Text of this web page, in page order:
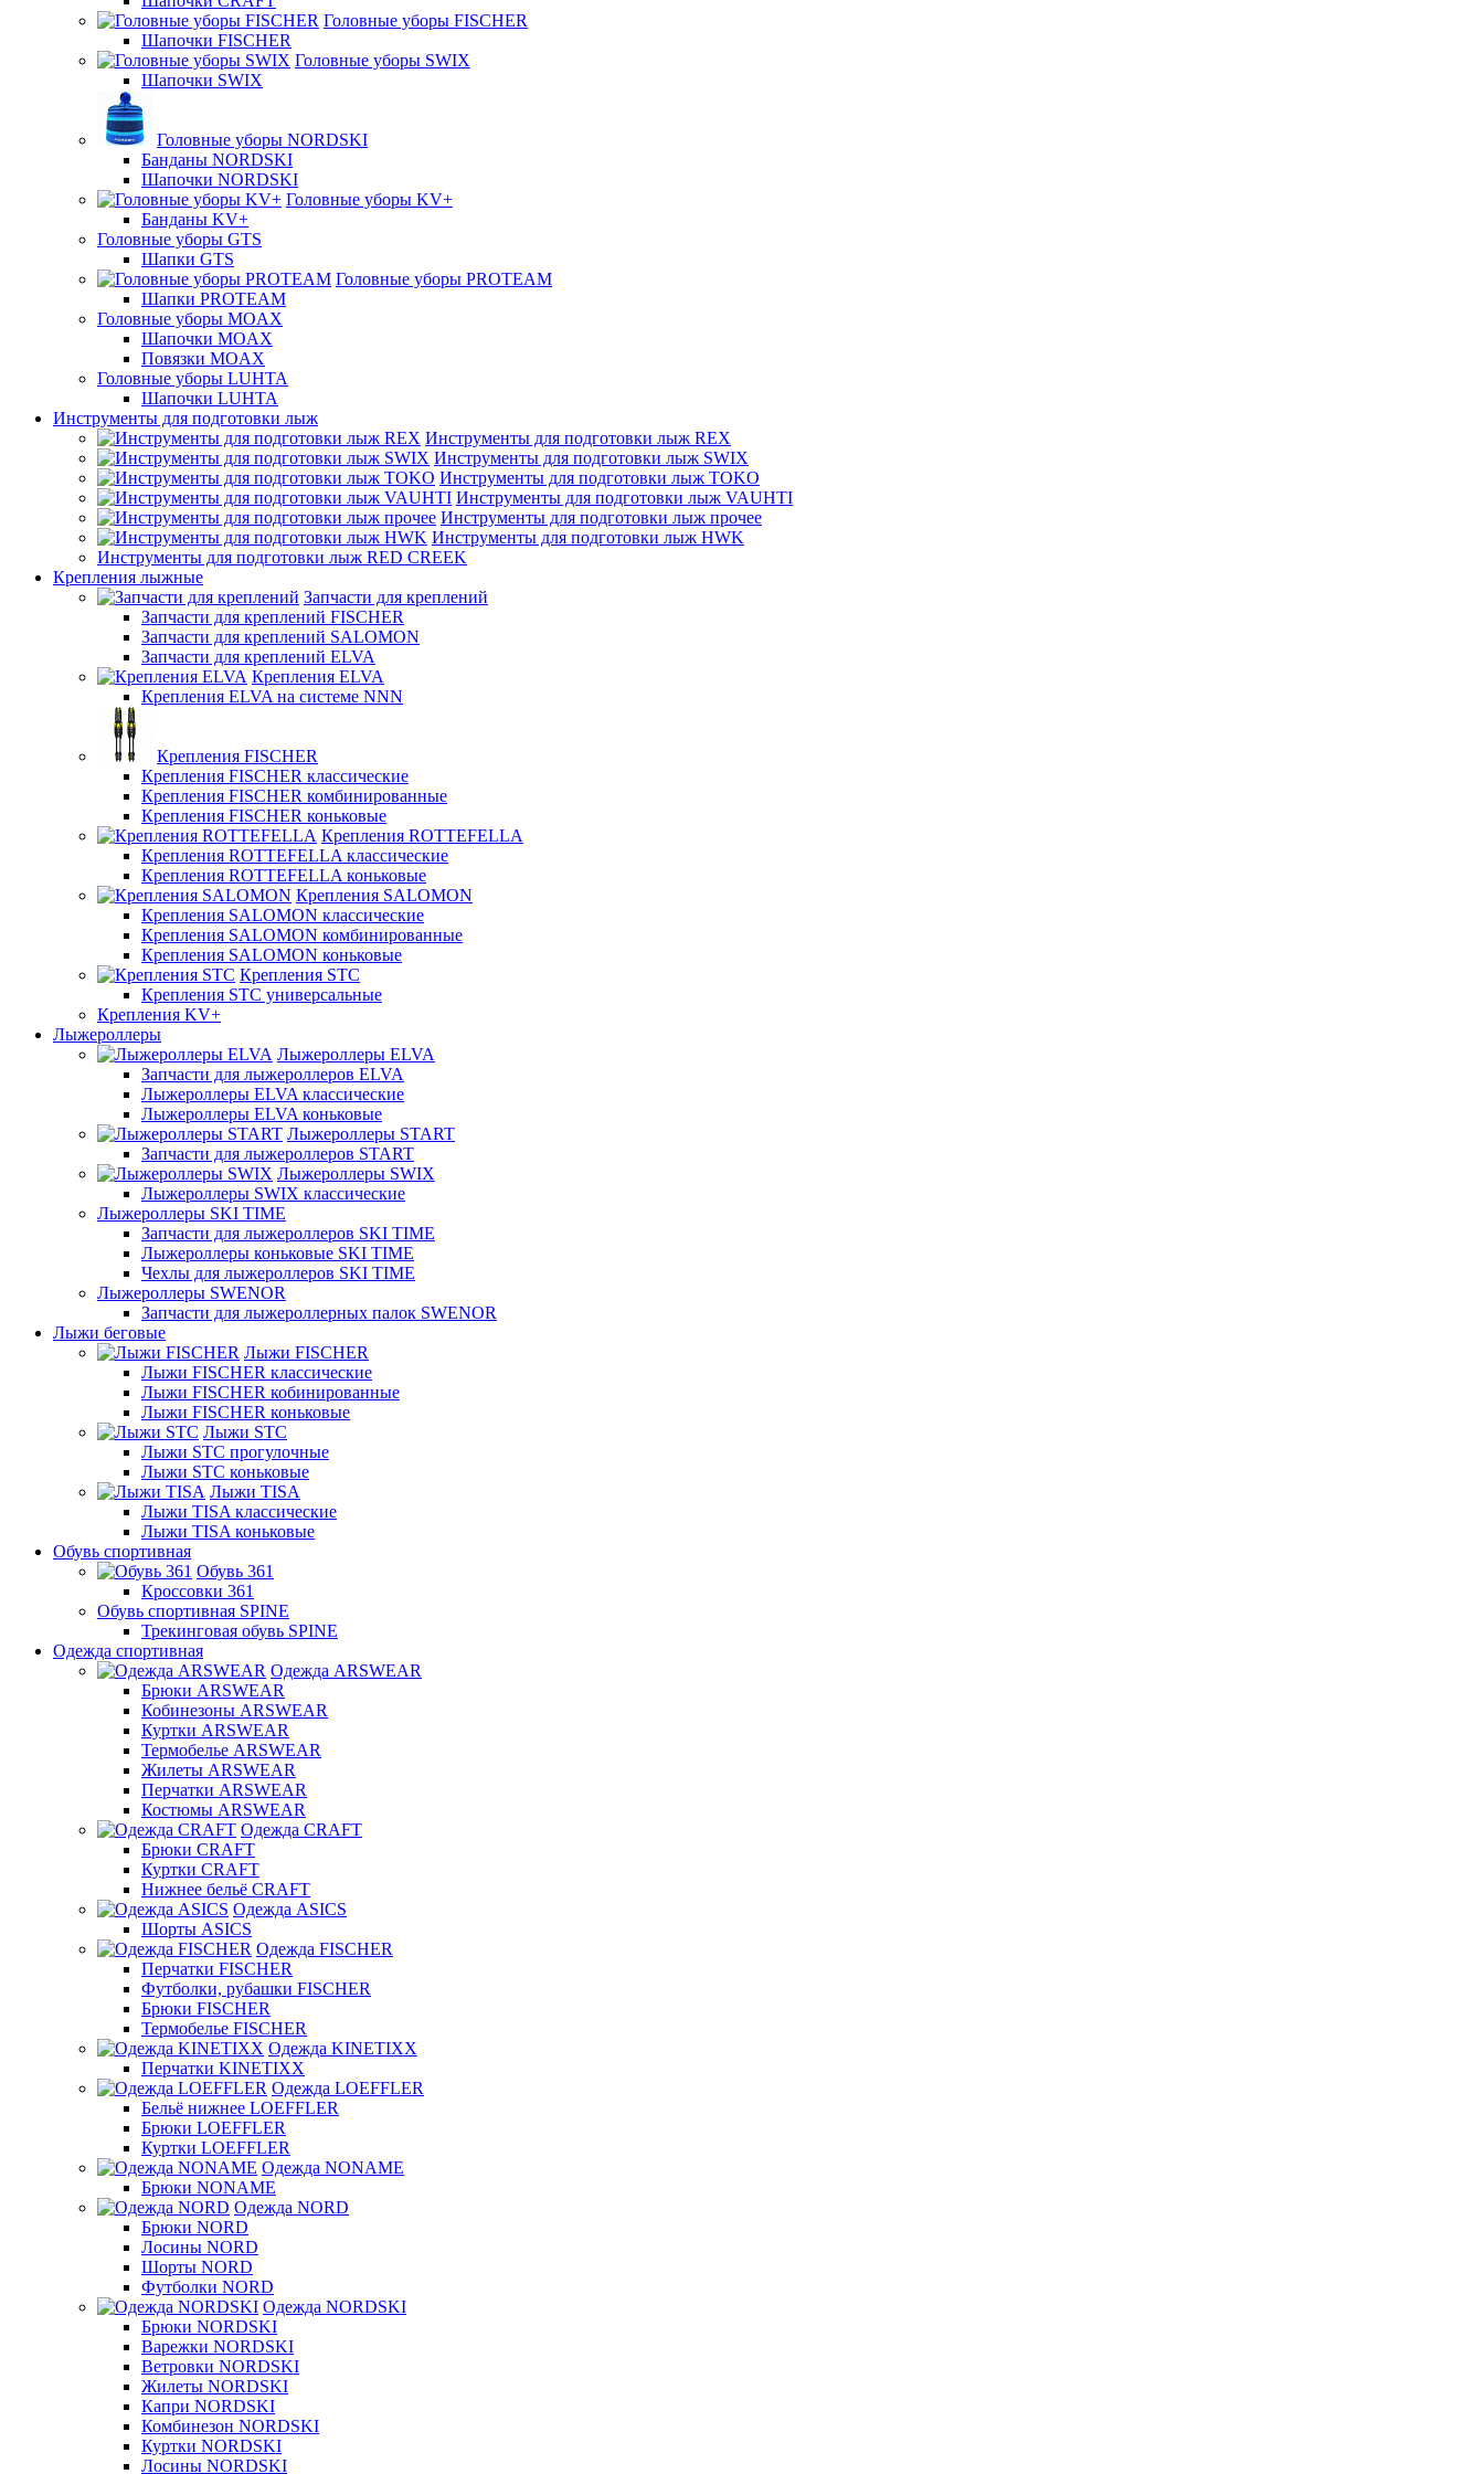
Головные уборы FISCHER
Шапочки FISCHER
Головные уборы SWIX
Шапочки SWIX
Головные уборы NORDSKI
Банданы NORDSKI
Шапочки NORDSKI
Головные уборы KV+
Банданы KV+
Головные уборы GTS
Шапки GTS
Головные уборы PROTEAM
Шапки PROTEAM
Головные уборы MOAX
Шапочки MOAX
Повязки MOAX
Головные уборы LUHTA
Шапочки LUHTA
Инструменты для подготовки лыж
Инструменты для подготовки лыж REX
Инструменты для подготовки лыж SWIX
Инструменты для подготовки лыж TOKO
Инструменты для подготовки лыж VAUHTI
Инструменты для подготовки лыж прочее
Инструменты для подготовки лыж HWK
Инструменты для подготовки лыж RED CREEK
Крепления лыжные
Запчасти для креплений
Запчасти для креплений FISCHER
Запчасти для креплений SALOMON
Запчасти для креплений ELVA
Крепления ELVA
Крепления ELVA на системе NNN
Крепления FISCHER
Крепления FISCHER классические
Крепления FISCHER комбинированные
Крепления FISCHER коньковые
Крепления ROTTEFELLA
Крепления ROTTEFELLA классические
Крепления ROTTEFELLA коньковые
Крепления SALOMON
Крепления SALOMON классические
Крепления SALOMON комбинированные
Крепления SALOMON коньковые
Крепления STC
Крепления STC универсальные
Крепления KV+
Лыжероллеры
Лыжероллеры ELVA
Запчасти для лыжероллеров ELVA
Лыжероллеры ELVA классические
Лыжероллеры ELVA коньковые
Лыжероллеры START
Запчасти для лыжероллеров START
Лыжероллеры SWIX
Лыжероллеры SWIX классические
Лыжероллеры SKI TIME
Запчасти для лыжероллеров SKI TIME
Лыжероллеры коньковые SKI TIME
Чехлы для лыжероллеров SKI TIME
Лыжероллеры SWENOR
Запчасти для лыжероллерных палок SWENOR
Лыжи беговые
Лыжи FISCHER
Лыжи FISCHER классические
Лыжи FISCHER кобинированные
Лыжи FISCHER коньковые
Лыжи STC
Лыжи STC прогулочные
Лыжи STC коньковые
Лыжи TISA
Лыжи TISA классические
Лыжи TISA коньковые
Обувь спортивная
Обувь 361
Кроссовки 361
Обувь спортивная SPINE
Трекинговая обувь SPINE
Одежда спортивная
Одежда ARSWEAR
Брюки ARSWEAR
Кобинезоны ARSWEAR
Куртки ARSWEAR
Термобелье ARSWEAR
Жилеты ARSWEAR
Перчатки ARSWEAR
Костюмы ARSWEAR
Одежда CRAFT
Брюки CRAFT
Куртки CRAFT
Нижнее бельё CRAFT
Одежда ASICS
Шорты ASICS
Одежда FISCHER
Перчатки FISCHER
Футболки, рубашки FISCHER
Брюки FISCHER
Термобелье FISCHER
Одежда KINETIXX
Перчатки KINETIXX
Одежда LOEFFLER
Бельё нижнее LOEFFLER
Брюки LOEFFLER
Куртки LOEFFLER
Одежда NONAME
Брюки NONAME
Одежда NORD
Брюки NORD
Лосины NORD
Шорты NORD
Футболки NORD
Одежда NORDSKI
Брюки NORDSKI
Варежки NORDSKI
Ветровки NORDSKI
Жилеты NORDSKI
Капри NORDSKI
Комбинезон NORDSKI
Куртки NORDSKI
Лосины NORDSKI